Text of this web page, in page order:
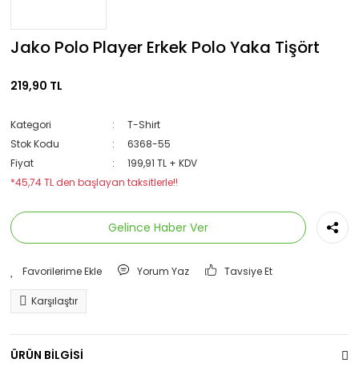
Jako Polo Player Erkek Polo Yaka Tişört
219,90 TL
Kategori
T-Shirt
Stok Kodu
6368-55
Fiyat
199,91 TL + KDV
*45,74 TL den başlayan taksitlerle!!
Gelince Haber Ver
Yorum Yaz Tavsiye Et
Karşılaştır
ÜRÜN BİLGİSİ